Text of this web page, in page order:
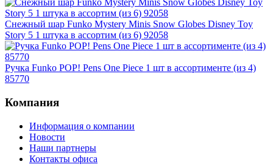
Снежный шар Funko Mystery Minis Snow Globes Disney Toy
Story 5 1 штука в ассортим (из 6) 92058
Ручка Funko POP! Pens One Piece 1 шт в ассортименте (из 4)
85770
Компания
Информация о компании
Новости
Наши партнеры
Контакты офиса